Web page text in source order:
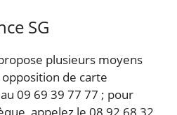
SG
plusieurs moyens
de carte
09 69 39 77 77 ; pour